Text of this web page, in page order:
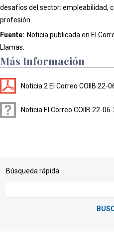
desafíos del sector: empleabilidad,
profesión.
Fuente: Noticia publicada en El
Llamas.
Más Información
Noticia 2 El Correo COIIB 22-
Noticia El Correo COIIB 22-
Búsqueda rápida